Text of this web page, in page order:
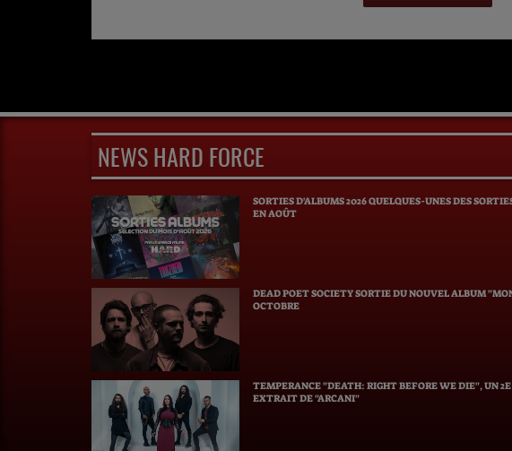
NEWS HARD FORCE
SORTIES D'ALBUMS 2026 QUELQUES-UNES DES
EN AOÛT
DEAD POET SOCIETY SORTIE DU NOUVEL ALBUM
OCTOBRE
TEMPERANCE "DEATH: RIGHT BEFORE WE DIE", UN 2E
EXTRAIT DE "ARCANI"